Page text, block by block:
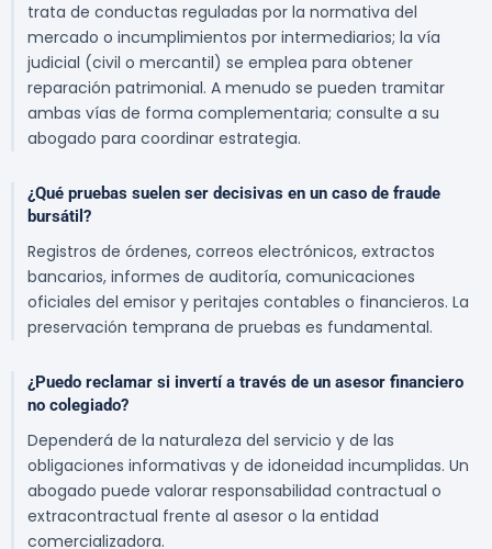
trata de conductas reguladas por la normativa del
mercado o incumplimientos por intermediarios; la vía
judicial (civil o mercantil) se emplea para obtener
reparación patrimonial. A menudo se pueden tramitar
ambas vías de forma complementaria; consulte a su
abogado para coordinar estrategia.
¿Qué pruebas suelen ser decisivas en un caso de fraude
bursátil?
Registros de órdenes, correos electrónicos, extractos
bancarios, informes de auditoría, comunicaciones
oficiales del emisor y peritajes contables o financieros. La
preservación temprana de pruebas es fundamental.
¿Puedo reclamar si invertí a través de un asesor financiero
no colegiado?
Dependerá de la naturaleza del servicio y de las
obligaciones informativas y de idoneidad incumplidas. Un
abogado puede valorar responsabilidad contractual o
extracontractual frente al asesor o la entidad
comercializadora.